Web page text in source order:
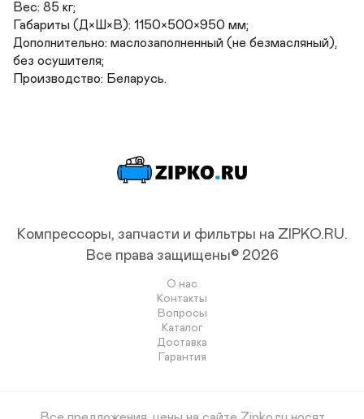
Вес: 85 кг;
Габариты (Д×Ш×В): 1150×500×950 мм;
Дополнительно: маслозаполненный (не безмасляный),
без осушителя;
Производство: Беларусь.
Компрессоры, запчасти и фильтры на ZIPKO.RU.
Все права защищены© 2026
О нас
Контакты
Вопросы
Каталог
Доставка
Гарантия